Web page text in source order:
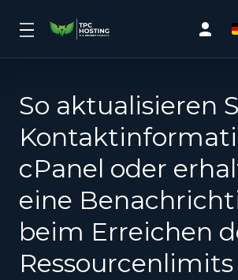
So aktualisieren
cPanel oder
eine
beim Erreichen
Ressourcenlimits